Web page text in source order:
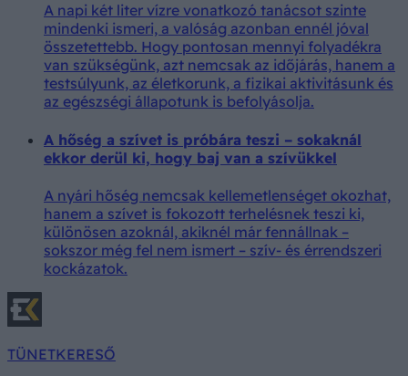
A napi két liter vízre vonatkozó tanácsot szinte
mindenki ismeri, a valóság azonban ennél jóval
összetettebb. Hogy pontosan mennyi folyadékra
van szükségünk, azt nemcsak az időjárás, hanem a
testsúlyunk, az életkorunk, a fizikai aktivitásunk és
az egészségi állapotunk is befolyásolja.
A hőség a szívet is próbára teszi – sokaknál
ekkor derül ki, hogy baj van a szívükkel
A nyári hőség nemcsak kellemetlenséget okozhat,
hanem a szívet is fokozott terhelésnek teszi ki,
különösen azoknál, akiknél már fennállnak –
sokszor még fel nem ismert – szív- és érrendszeri
kockázatok.
TÜNETKERESŐ